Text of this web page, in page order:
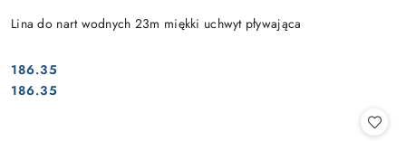
Lina do nart wodnych 23m miękki uchwyt pływająca
Cena:
186.35
Cena:
186.35